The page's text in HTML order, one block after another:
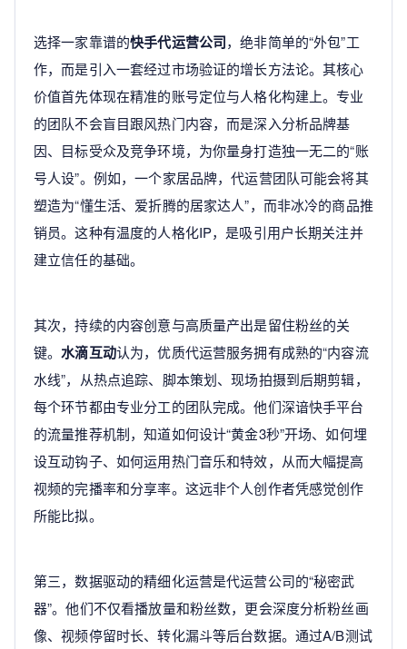
选择一家靠谱的快手代运营公司，绝非简单的“外包”工
作，而是引入一套经过市场验证的增长方法论。其核心
价值首先体现在精准的账号定位与人格化构建上。专业
的团队不会盲目跟风热门内容，而是深入分析品牌基
因、目标受众及竞争环境，为你量身打造独一无二的“账
号人设”。例如，一个家居品牌，代运营团队可能会将其
塑造为“懂生活、爱折腾的居家达人”，而非冰冷的商品推
销员。这种有温度的人格化IP，是吸引用户长期关注并
建立信任的基础。
其次，持续的内容创意与高质量产出是留住粉丝的关
键。水滴互动认为，优质代运营服务拥有成熟的“内容流
水线”，从热点追踪、脚本策划、现场拍摄到后期剪辑，
每个环节都由专业分工的团队完成。他们深谙快手平台
的流量推荐机制，知道如何设计“黄金3秒”开场、如何埋
设互动钩子、如何运用热门音乐和特效，从而大幅提高
视频的完播率和分享率。这远非个人创作者凭感觉创作
所能比拟。
第三，数据驱动的精细化运营是代运营公司的“秘密武
器”。他们不仅看播放量和粉丝数，更会深度分析粉丝画
像、视频停留时长、转化漏斗等后台数据。通过A/B测试